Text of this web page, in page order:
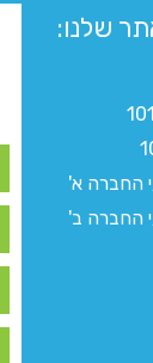
שלנו:​
החברה א'
החברה ב'